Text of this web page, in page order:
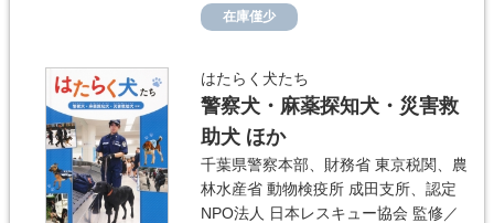
在庫僅少
はたらく犬たち
警察犬・麻薬探知犬・災害救
助犬 ほか
千葉県警察本部、財務省 東京税関、農
林水産省 動物検疫所 成田支所、認定
NPO法人 日本レスキュー協会 監修／